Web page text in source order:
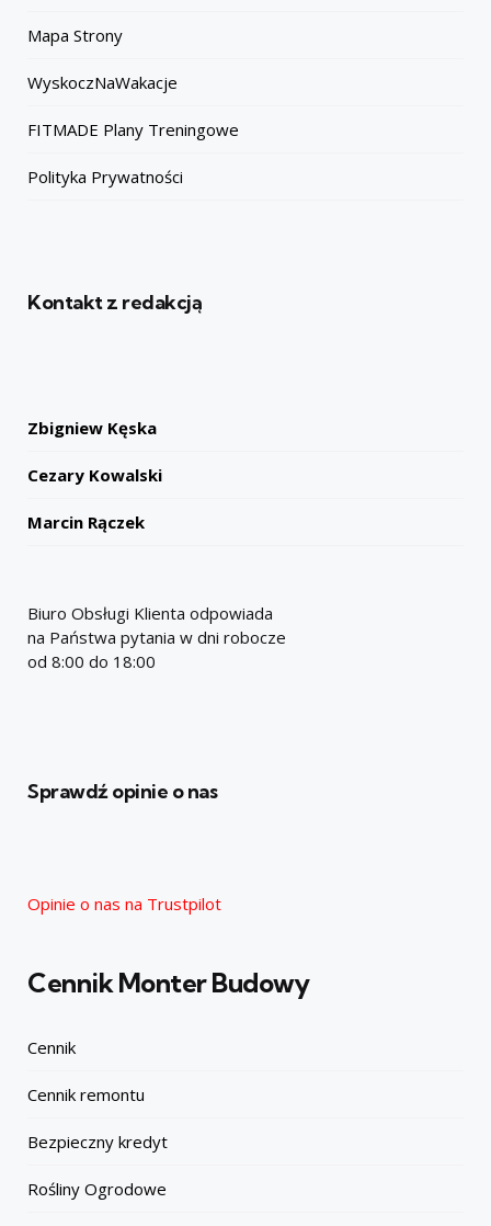
Mapa Strony
WyskoczNaWakacje
FITMADE Plany Treningowe
Polityka Prywatności
Kontakt z redakcją
Zbigniew Kęska
Cezary Kowalski
Marcin Rączek
Biuro Obsługi Klienta odpowiada
na Państwa pytania w dni robocze
od 8:00 do 18:00
Sprawdź opinie o nas
Opinie o nas na Trustpilot
Cennik Monter Budowy
Cennik
Cennik remontu
Bezpieczny kredyt
Rośliny Ogrodowe